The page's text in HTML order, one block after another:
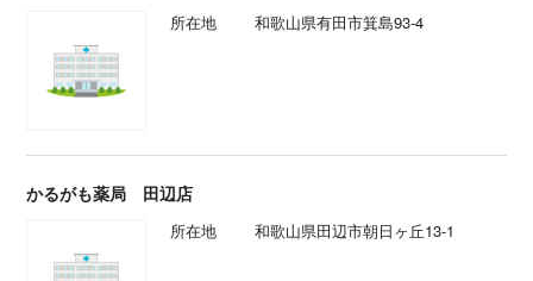
所在地 和歌山県有田市箕島93-4
かるがも薬局 田辺店
所在地 和歌山県田辺市朝日ヶ丘13-1